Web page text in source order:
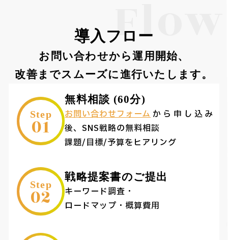
Flow
導入フロー
お問い合わせから運用開始、
改善までスムーズに進行いたします。
Step
01
無料相談 (60分)
お問い合わせフォームから申し込み
後、SNS戦略の無料相談
課題/目標/予算をヒアリング
Step
02
戦略提案書のご提出
キーワード調査・
ロードマップ・概算費用